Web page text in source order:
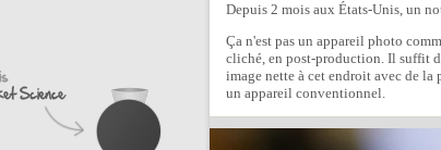
Depuis 2 mois aux États-Unis, un
Ça n'est pas un appareil photo
cliché, en post-production. Il suffit
image nette à cet endroit avec de la
un appareil conventionnel.